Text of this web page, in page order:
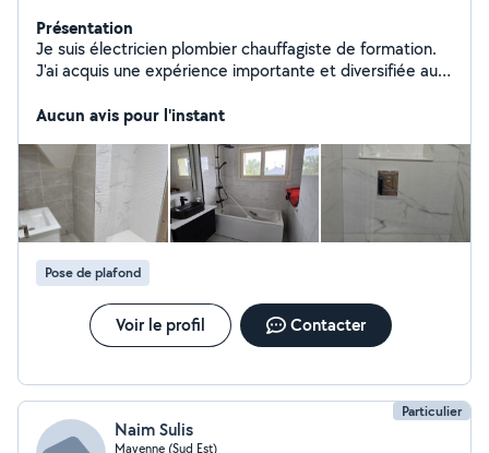
Présentation
Je suis électricien plombier chauffagiste de formation.
J'ai acquis une expérience importante et diversifiée au
fait que je peux réaliser tout ce qui est à l'intérieur d'une
Aucun avis pour l'instant
Pose de plafond
Voir le profil Contacter
Particulier
Naim Sulis
Mayenne (Sud Est)